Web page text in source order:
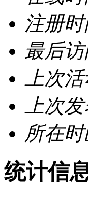
注册
最后
上次
上次
所在
统计信